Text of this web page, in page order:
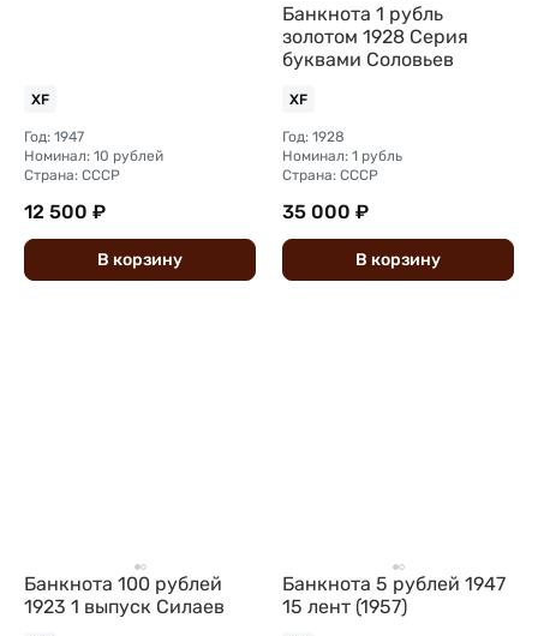
XF
Год: 1947
Номинал: 10 рублей
Страна: СССР
12 500 ₽
В корзину
Банкнота 1 рубль
золотом 1928 Серия
буквами Соловьев
XF
Год: 1928
Номинал: 1 рубль
Страна: СССР
35 000 ₽
В корзину
Банкнота 100 рублей
1923 1 выпуск Силаев
Банкнота 5 рублей 1947
15 лент (1957)